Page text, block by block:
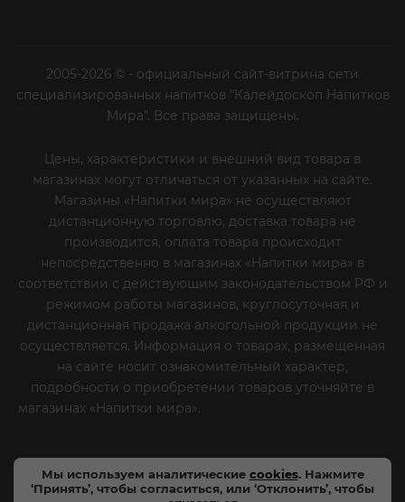
Мы используем аналитические cookies. Нажмите
‘Принять’, чтобы согласиться, или ‘Отклонить’, чтобы
2005-2026 © - официальный сайт-витрина сети
специализированных напитков "Калейдоскоп Напитков
Мира". Все права защищены.
Цены, характеристики и внешний вид товара в
магазинах могут отличаться от указанных на сайте.
Магазины «Напитки мира» не осуществляют
дистанционную торговлю, доставка товара не
производится, оплата товара происходит
непосредственно в магазинах «Напитки мира» в
соответствии с действующим законодательством РФ и
режимом работы магазинов, круглосуточная и
дистанционная продажа алкогольной продукции не
осуществляется. Информация о товарах, размещенная
на сайте носит ознакомительный характер,
подробности о приобретении товаров уточняйте в
магазинах «Напитки мира».